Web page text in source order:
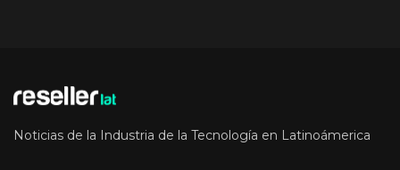
Noticias de la Industria de la Tecnología en Latinoámerica